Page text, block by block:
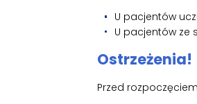
U pacjentów
U pacjentów ze
Ostrzeżenia!
Przed